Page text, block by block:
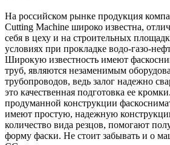
На российском рынке продукция
Cutting Machine широко известна,
себя в цеху и на строительных
условиях при прокладке водо-газо-
Широкую известность имеют
труб, являются незаменимым
трубопроводов, ведь залог надежно
это качественная подготовка ее
продуманной конструкции
имеют простую, надежную
количество вида резцов, помогают
форму фаски. Не стоит забывать и о